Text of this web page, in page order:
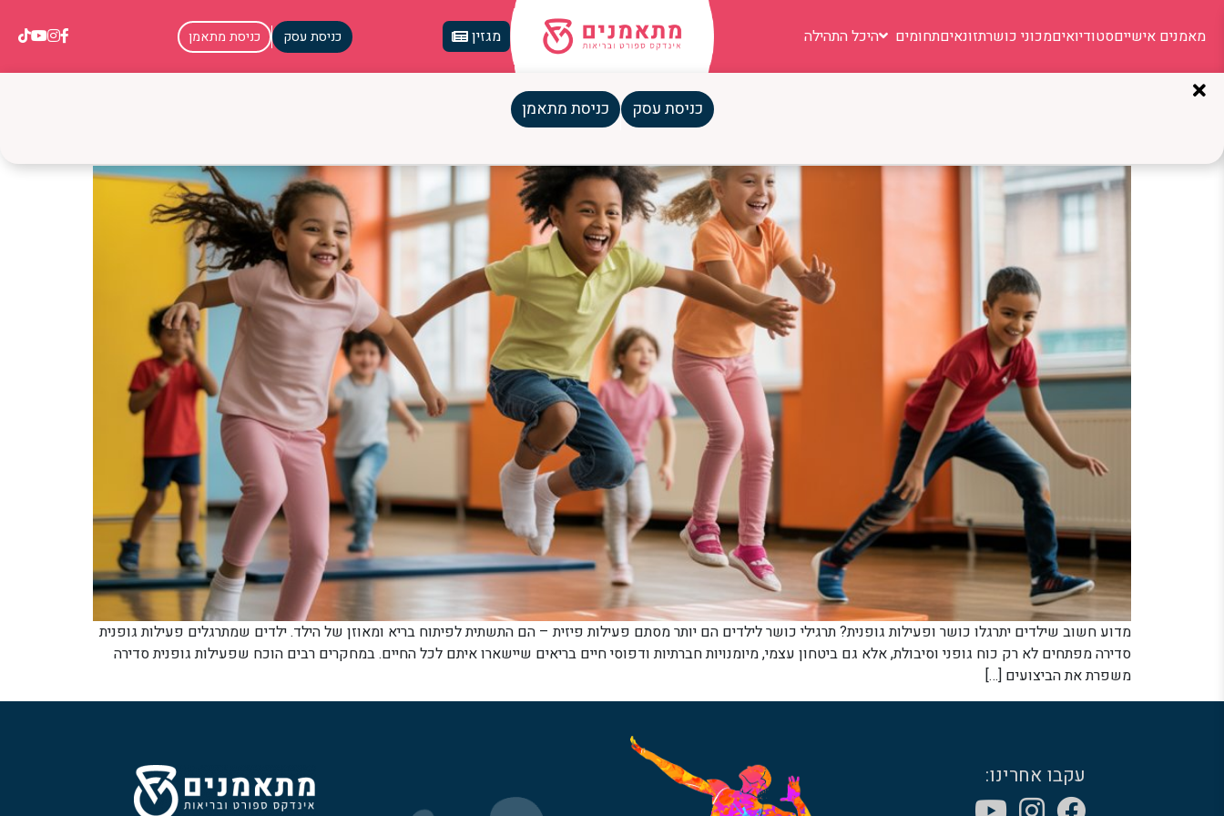
מאמנים אישייםסטודיואיםמכוני כושרתזונאיםתחומים היכל התהילה מגזין כניסת עסק כניסת מתאמן
כניסת עסק כניסת מתאמן
תרגילי כושר לילדים: המדריך השלם לפעילות גופנית מהנה ובטוחה
מדוע חשוב שילדים יתרגלו כושר ופעילות גופנית? תרגילי כושר לילדים הם יותר מסתם פעילות פיזית – הם התשתית לפיתוח בריא ומאוזן של הילד. ילדים שמתרגלים פעילות גופנית
סדירה מפתחים לא רק כוח גופני וסיבולת, אלא גם ביטחון עצמי, מיומנויות חברתיות ודפוסי חיים בריאים שיישארו איתם לכל החיים. במחקרים רבים הוכח שפעילות גופנית סדירה
משפרת את הביצועים […]
עקבו אחרינו: